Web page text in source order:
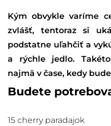
Kým obvykle varíme
zvlášť, tentoraz si
podstatne uľahčiť a
a rýchle jedlo.
najmä v čase, kedy
Budete
15 cherry paradajok